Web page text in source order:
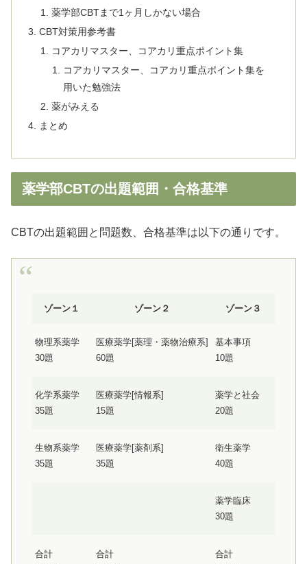
薬学部CBTまで1ヶ月しかない場合
CBT対策用参考書
コアカリマスター、コアカリ重点ポイント集
コアカリマスター、コアカリ重点ポイント集を
用いた勉強法
薬がみえる
まとめ
薬学部CBTの出題範囲・合格基準
CBTの出題範囲と問題数、合格基準は以下の通りです。
ゾーン１ ゾーン２ ゾーン３
物理系薬学
30題
医療薬学[薬理・薬物治療系]
60題
基本事項
10題
化学系薬学
35題
医療薬学[情報系]
15題
薬学と社会
20題
生物系薬学
35題
医療薬学[薬剤系]
35題
衛生薬学
40題
薬学臨床
30題
合計
合計
合計